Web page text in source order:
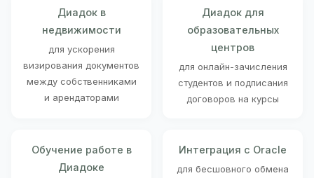
Диадок в
недвижимости
для ускорения
визирования документов
между собственниками
и арендаторами
Диадок для
образовательных
центров
для онлайн-зачисления
студентов и подписания
договоров на курсы
Обучение работе в
Диадоке
Интеграция с Oracle
для бесшовного обмена